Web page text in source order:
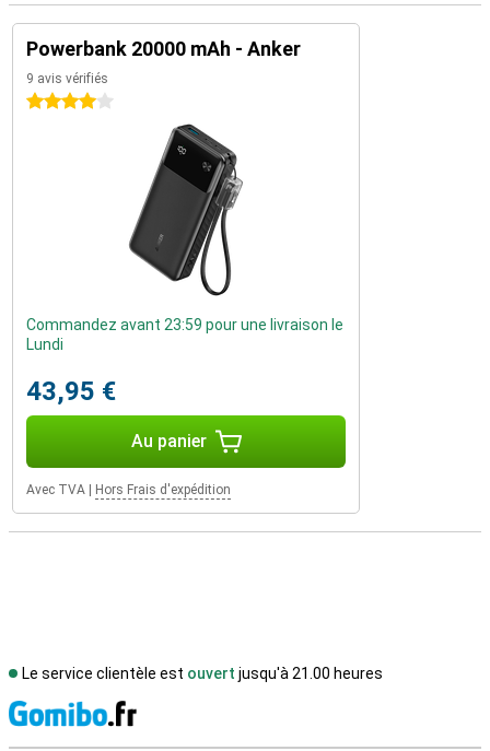
Powerbank 20000 mAh - Anker
9 avis vérifiés
4 étoiles
Commandez avant 23:59 pour une livraison le
Lundi
43,95 €
Au panier
Avec TVA Hors Frais d'expédition
Le service clientèle est ouvert jusqu'à 21.00 heures